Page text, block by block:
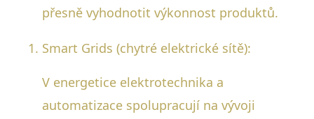
přesně vyhodnotit výkonnost produktů.
Smart Grids (chytré elektrické sítě):
V energetice elektrotechnika a
automatizace spolupracují na vývoji